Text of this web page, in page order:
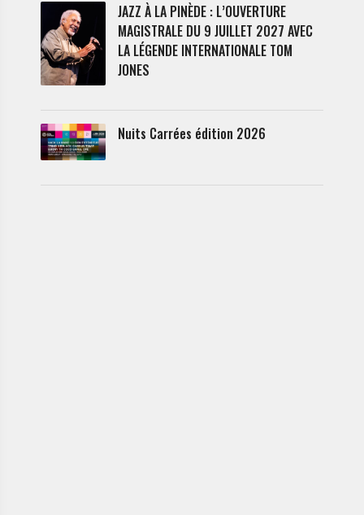
JAZZ À LA PINÈDE : L’OUVERTURE
MAGISTRALE DU 9 JUILLET 2027 AVEC
LA LÉGENDE INTERNATIONALE TOM
JONES
Nuits Carrées édition 2026